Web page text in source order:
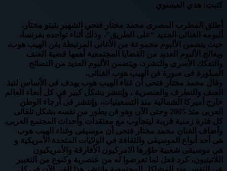
كتبت: هدي العيسوي
أطلق المطرب المصرى محمد مختار فتحي الشهير بتيتو مختار،
ألبومه الغنائى الجديد “على الطريق”، وذلك أثناء تواجده بفرنسا،
حيث يتضمن الألبوم مجموعة من الأغانى المرتبطة بفن الهيب هوب،
ويعالج الألبوم العديد من القضايا المجتمعية أهمها قضية العنف
والتفكك الأسرى والتشرد، ويتضمن الألبوم العديد من النصائح
المبلورة فى صورة فن الهيب هوب الغنائى.
وقال محمد مختار فتحى أن غناء الهيب هوب يهدف فى الأساس لنبذ
العنف والتطرف والعنصرية ، وإنتشر بشكل كبير في كل أنحاء العالم
خارج أميركا الشمالية منذ التسعينيات، وإنتشر فى أرجاء الوطن
العربى منذ 2005 وحتى الآن وهو فن يطور من نفسه بشكل تلقائى
كل فترة زمنية قريبة ليتجاوب مع معتقدات وأحداث المجتمع العربى.
وأضاف الفنان محمد مختار فتحى أن موسيقى وغناء الهيب هوب ‏
هى أحد أنواع الموسيقى والثقافة في الولايات المتحدة الأمريكية و
هي موسيقى شعبية طوّرها الامركيون الأفارقة والأمريكيون
اللاتينيون، كرد فعل لما تعرضوا له من عنصرية وكنوع من التعبير